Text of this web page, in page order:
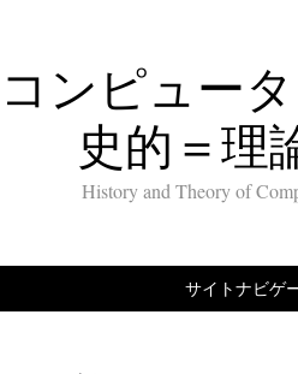
コンピュー
史的＝理
History and Theory of
サイトナビゲ